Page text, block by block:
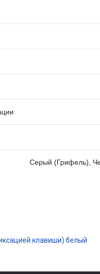
Серый (Грифель)
клавиши) белый